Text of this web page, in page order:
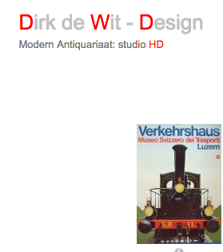
Dirk de Wit - Design
Modern Antiquariaat: studio HD